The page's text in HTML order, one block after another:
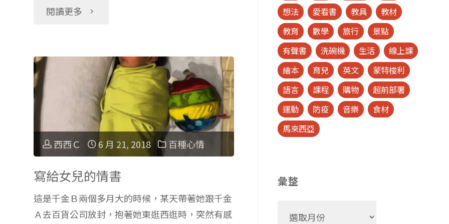
孩？
屁
器
給
你
閱讀更多 "幼
前
搭
話
術"
西西Ｃ 6 月 21, 2018 百種心情
寫給女兒的情書
這是千金Ｂ兩個多月大的時候，某天帶著她跟千金
Ａ去百貨公司放封，抱著她東逛西逛時，突然有感
想法
愛看書 教具
教材
教育
數學 旅行
景點
有聲書
洗碗機 生活
線上課
繪本
育兒 英文
蒙特梭利
語言
課程 購物
超前部署
運動
防疫 音樂
食材
馬來西亞
彙整